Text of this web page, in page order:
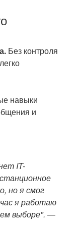
Без контроля
навыки
и
IT-
но я смог
я работаю
выборе". —